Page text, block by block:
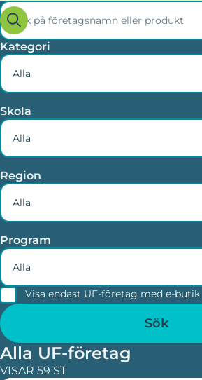
Sök
på
företagsnamn
eller
produkt
Sök
på
företagsnamn
Kategori
Alla
Skola
Alla
Region
Alla
Program
Alla
Visa endast UF-företag med e-butik
Alla UF-företag
VISAR 59 ST